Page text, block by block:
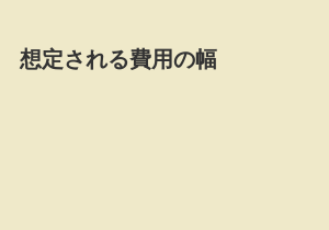
想定される費用の幅